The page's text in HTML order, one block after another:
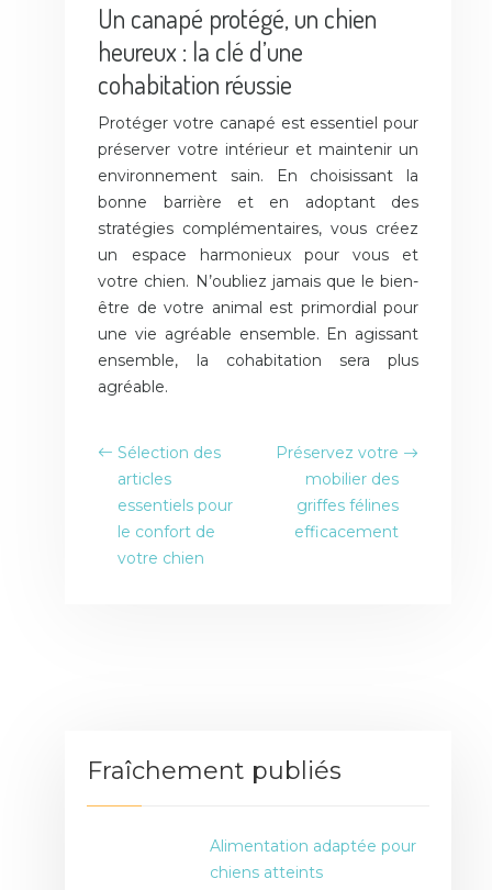
Un canapé protégé, un chien
heureux : la clé d’une
cohabitation réussie
Protéger votre canapé est essentiel pour
préserver votre intérieur et maintenir un
environnement sain. En choisissant la
bonne barrière et en adoptant des
stratégies complémentaires, vous créez
un espace harmonieux pour vous et
votre chien. N’oubliez jamais que le bien-
être de votre animal est primordial pour
une vie agréable ensemble. En agissant
ensemble, la cohabitation sera plus
agréable.
Sélection des
articles
essentiels pour
le confort de
votre chien
Préservez votre
mobilier des
griffes félines
efficacement
Fraîchement publiés
Alimentation adaptée pour
chiens atteints